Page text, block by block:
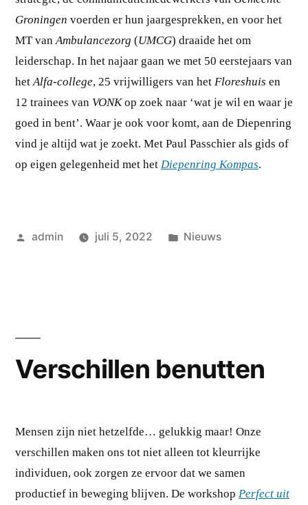
Groningen voerden er hun jaargesprekken, en voor het
MT vanAmbulancezorg (UMCG) draaide het om
leiderschap. In het najaar gaan we met 50 eerstejaars van
hetAlfa-college, 25 vrijwilligers van hetFloreshuis en
12 trainees van VONKop zoek naar ‘wat je wil en waar je
goed in bent’. Waar je ook voor komt, aan de Diepenring
vind je altijd wat je zoekt. Met Paul Passchier als gids of
op eigen gelegenheid met hetDiepenring Kompas.
Geplaatst
admin juli 5, 2022
Geplaatst
Nieuws
Verschillen benutten
Mensen zijn niet hetzelfde… gelukkig maar! Onze
verschillen maken ons tot niet alleen tot kleurrijke
individuen, ook zorgen ze ervoor dat we samen
productief in beweging blijven. De workshop Perfect uit